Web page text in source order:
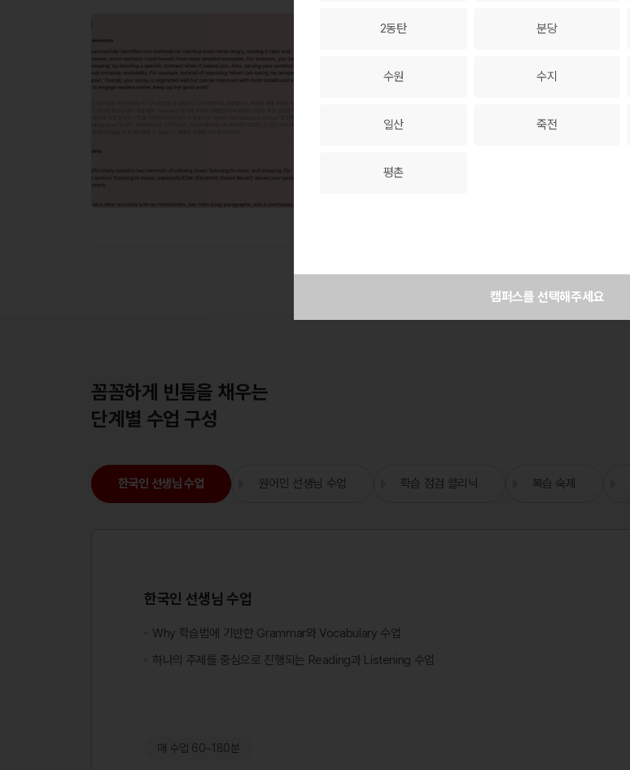
꼼꼼하게 빈틈을 채우는
단계별 수업 구성
한국인 선생님 수업 원어민 선생님 수업 학습 점검 클리닉 복습 숙제
한국인 선생님 수업
Why 학습법에 기반한 Grammar와 Vocabulary 수업
하나의 주제를 중심으로 진행되는 Reading과 Listening 수업
매 수업 60~180분
2동탄 분당
수원 수지
일산 죽전
평촌
캠퍼스를 선택해주세요